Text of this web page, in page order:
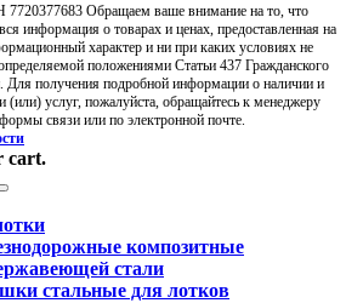
Обращаем ваше внимание на то, что
информация о товарах и ценах, предоставленная на
характер и ни при каких условиях не
положениями Статьи 437 Гражданского
Для получения подробной информации о наличии и
(или) услуг, пожалуйста, обращайтесь к менеджеру
связи или по электронной почте.
cart.
композитные
стали
стальные для лотков